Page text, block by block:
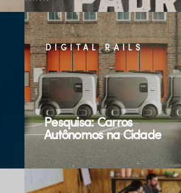
DIGITAL RAILS
Pesquisa: Carros
Autônomos na Cidade